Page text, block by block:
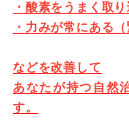
・酸素をうまく取
・力みが常にある
などを改善して
あなたが持つ自然
す。